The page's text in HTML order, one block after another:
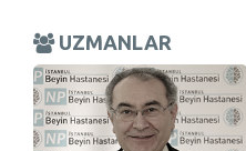
UZMANLAR